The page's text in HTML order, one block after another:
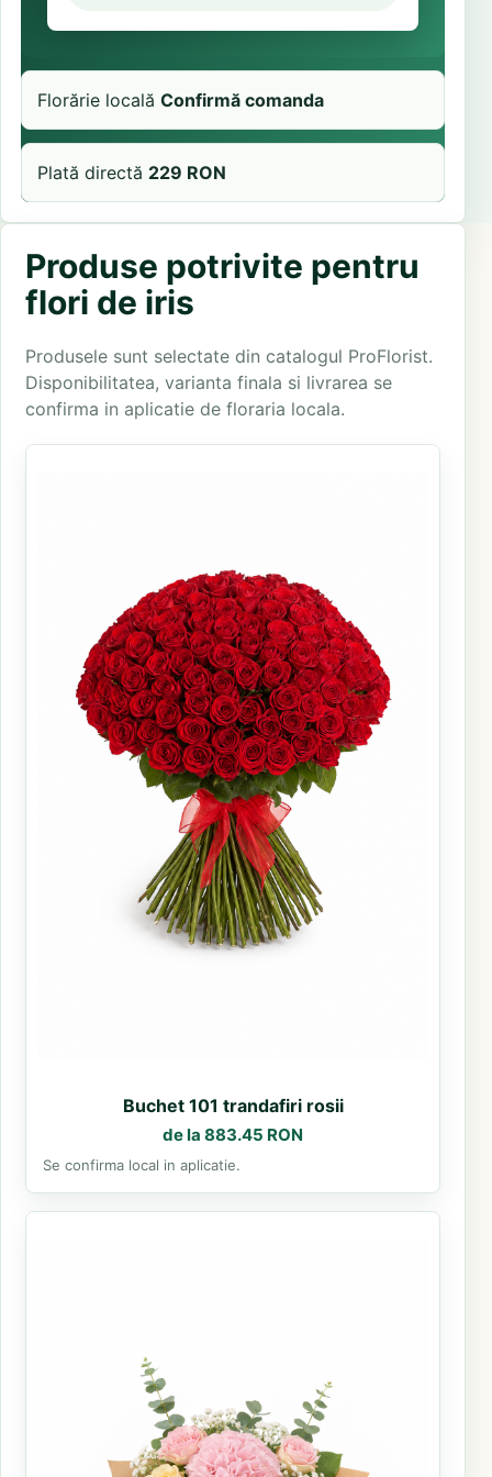
Florărie locală Confirmă comanda
Plată directă 229 RON
Produse potrivite pentru
flori de iris
Produsele sunt selectate din catalogul ProFlorist.
Disponibilitatea, varianta finala si livrarea se
confirma in aplicatie de floraria locala.
Buchet 101 trandafiri rosii
de la 883.45 RON
Se confirma local in aplicatie.